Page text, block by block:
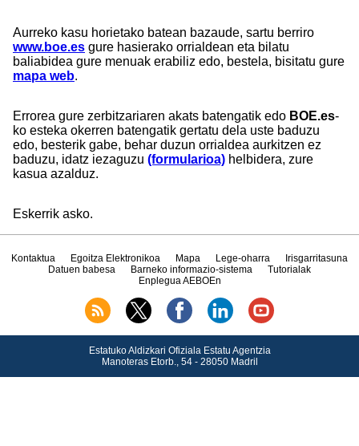
Aurreko kasu horietako batean bazaude, sartu berriro
www.boe.es gure hasierako orrialdean eta bilatu
baliabidea gure menuak erabiliz edo, bestela, bisitatu gure
mapa web.
Errorea gure zerbitzariaren akats batengatik edo BOE.es-
ko esteka okerren batengatik gertatu dela uste baduzu
edo, besterik gabe, behar duzun orrialdea aurkitzen ez
baduzu, idatz iezaguzu (formularioa) helbidera, zure
kasua azalduz.
Eskerrik asko.
Kontaktua Egoitza Elektronikoa Mapa Lege-oharra
Irisgarritasuna
Datuen babesa
Barneko informazio-sistema
Tutorialak
Enplegua AEBOEn
Estatuko Aldizkari Ofiziala Estatu Agentzia
Manoteras Etorb., 54 - 28050 Madril